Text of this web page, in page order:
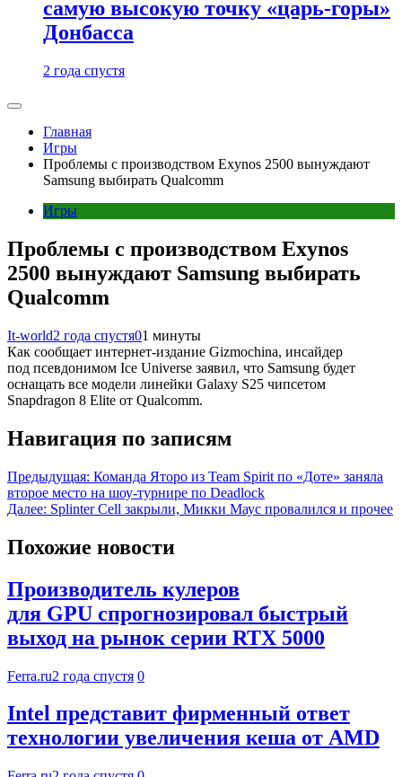
самую высокую точку «царь-горы»
Донбасса
2 года спустя
Главная
Игры
Проблемы с производством Exynos 2500 вынуждают
Samsung выбирать Qualcomm
Игры
Проблемы с производством Exynos
2500 вынуждают Samsung выбирать
Qualcomm
It-world2 года спустя01 минуты
Как сообщает интернет-издание Gizmochina, инсайдер
под псевдонимом Ice Universe заявил, что Samsung будет
оснащать все модели линейки Galaxy S25 чипсетом
Snapdragon 8 Elite от Qualcomm.
Навигация по записям
Предыдущая: Команда Яторо из Team Spirit по «Доте» заняла
второе место на шоу-турнире по Deadlock
Далее: Splinter Cell закрыли, Микки Маус провалился и прочее
Похожие новости
Производитель кулеров
для GPU спрогнозировал быстрый
выход на рынок серии RTX 5000
Ferra.ru2 года спустя 0
Intel представит фирменный ответ
технологии увеличения кеша от AMD